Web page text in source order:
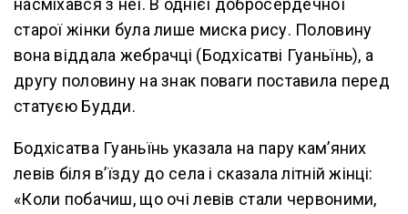
насміхався з неї. В однієї добросердечної
старої жінки була лише миска рису. Половину
вона віддала жебрачці (Бодхісатві Гуаньїнь), а
другу половину на знак поваги поставила перед
статуєю Будди.
Бодхісатва Гуаньїнь указала на пару кам’яних
левів біля в’їзду до села і сказала літній жінці:
«Коли побачиш, що очі левів стали червоними,